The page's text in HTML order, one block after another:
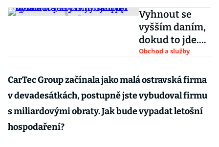
Vyhnout se
vyšším daním,
dokud to jde.
Firmy skupují
zbývá jim jen
pár týdnů
Obchod a služby
CarTec Group začínala jako malá ostravská firma
v devadesátkách, postupně jste vybudoval firmu
s miliardovými obraty. Jak bude vypadat letošní
hospodaření?